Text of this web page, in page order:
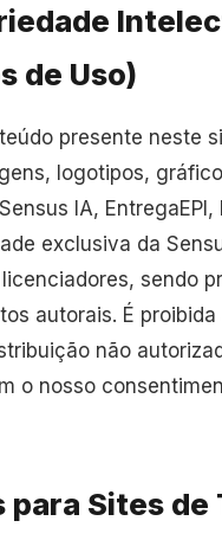
de Uso)
presente neste
logotipos,
IA, EntregaEPI,
exclusiva da
sendo
autorais. É
não
o nosso
para Sites de